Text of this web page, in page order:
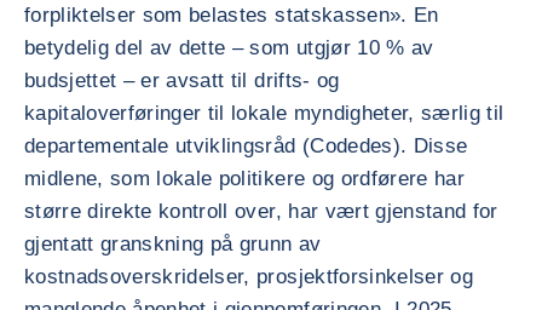
forpliktelser som belastes statskassen». En
betydelig del av dette – som utgjør 10 % av
budsjettet – er avsatt til drifts- og
kapitaloverføringer til lokale myndigheter, særlig til
departementale utviklingsråd (Codedes). Disse
midlene, som lokale politikere og ordførere har
større direkte kontroll over, har vært gjenstand for
gjentatt granskning på grunn av
kostnadsoverskridelser, prosjektforsinkelser og